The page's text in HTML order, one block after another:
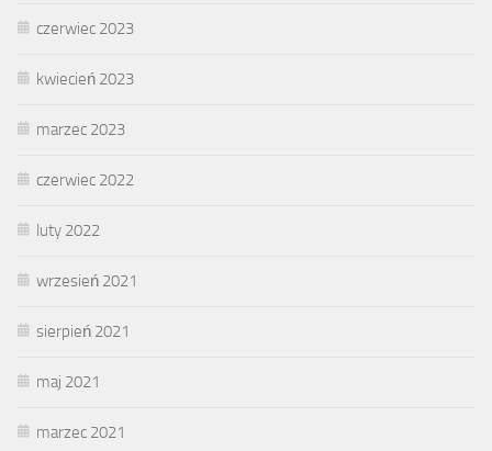
czerwiec 2023
kwiecień 2023
marzec 2023
czerwiec 2022
luty 2022
wrzesień 2021
sierpień 2021
maj 2021
marzec 2021